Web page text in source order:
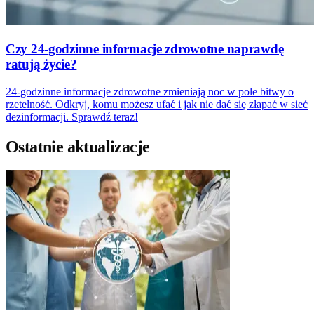
Czy 24-godzinne informacje zdrowotne naprawdę
ratują życie?
24-godzinne informacje zdrowotne zmieniają noc w pole bitwy o
rzetelność. Odkryj, komu możesz ufać i jak nie dać się złapać w sieć
dezinformacji. Sprawdź teraz!
Ostatnie aktualizacje